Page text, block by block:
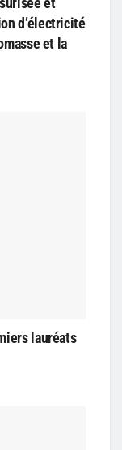
d’électricité
et la
lauréats